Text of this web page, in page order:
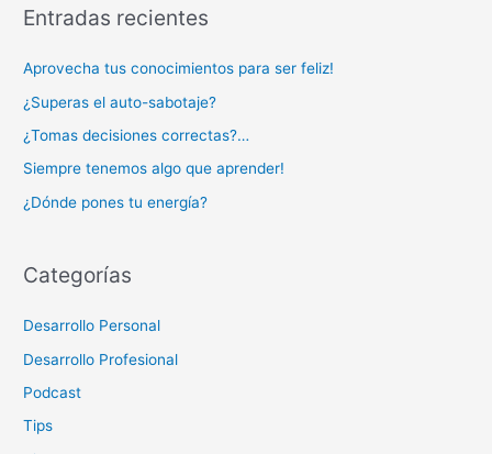
Entradas recientes
Aprovecha tus conocimientos para ser feliz!
¿Superas el auto-sabotaje?
¿Tomas decisiones correctas?…
Siempre tenemos algo que aprender!
¿Dónde pones tu energía?
Categorías
Desarrollo Personal
Desarrollo Profesional
Podcast
Tips